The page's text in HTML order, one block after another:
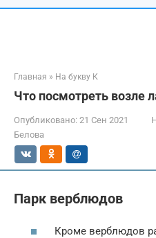
Главная » На букву К
Что посмотреть возле
Опубликовано: 21 Сен 2021
Белова
Парк верблюдов
Кроме верблюдов